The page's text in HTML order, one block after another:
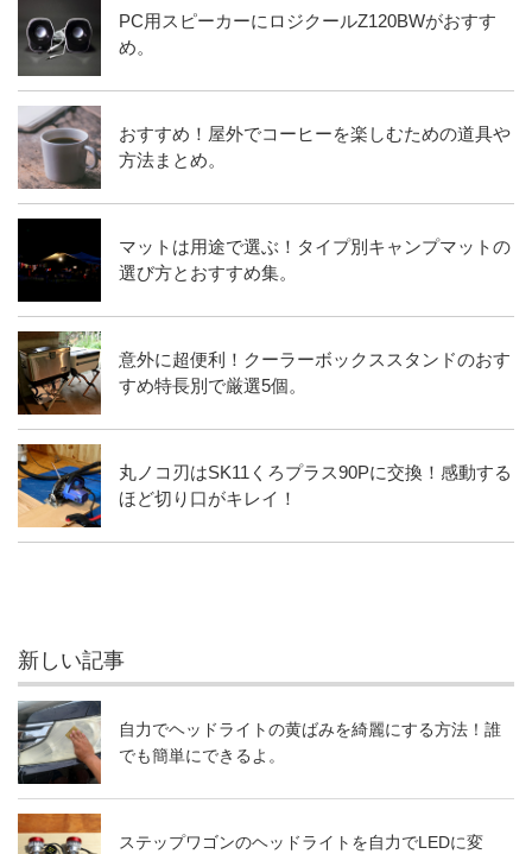
PC用スピーカーにロジクールZ120BWがおすす
め。
おすすめ！屋外でコーヒーを楽しむための道具や
方法まとめ。
マットは用途で選ぶ！タイプ別キャンプマットの
選び方とおすすめ集。
意外に超便利！クーラーボックススタンドのおす
すめ特長別で厳選5個。
丸ノコ刃はSK11くろプラス90Pに交換！感動する
ほど切り口がキレイ！
新しい記事
自力でヘッドライトの黄ばみを綺麗にする方法！誰
でも簡単にできるよ。
ステップワゴンのヘッドライトを自力でLEDに変